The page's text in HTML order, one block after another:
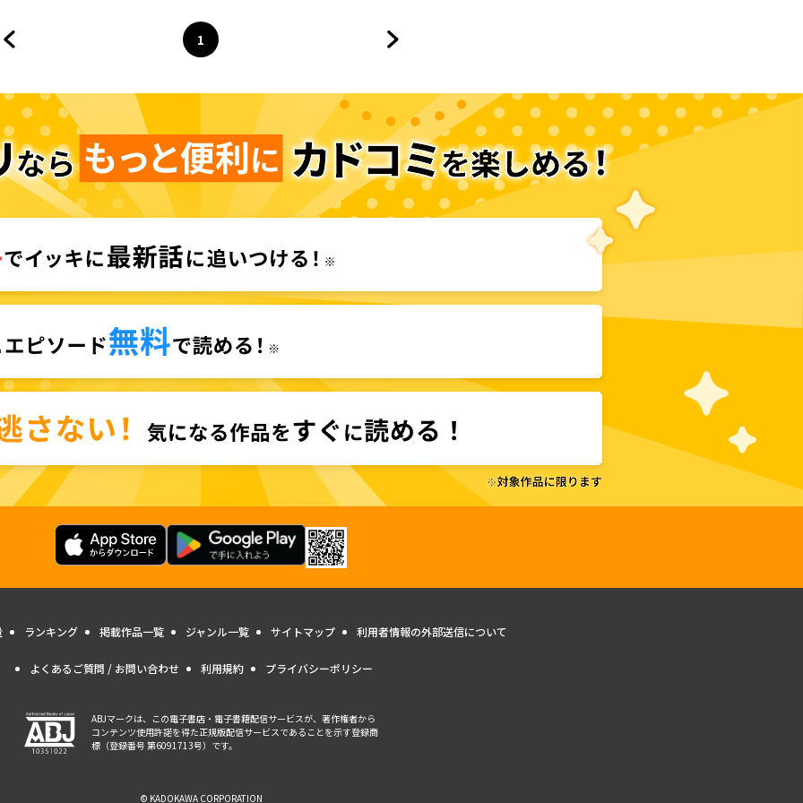
ページ
1
へ
ランキング 掲載作品一覧 ジャンル一覧 サイトマップ 利用者情報の外部送信について
よくあるご質問 / お問い合わせ 利用規約 プライバシーポリシー
ABJマークは、この電子書店・電子書籍配信サービスが、著作権者から
コンテンツ使用許諾を得た正規版配信サービスであることを示す登録商
標（登録番号 第6091713号）です。
© KADOKAWA CORPORATION